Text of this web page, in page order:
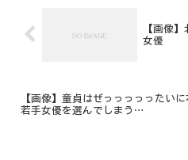
【画像
女優
【画像】童貞はぜっっっっったいに
若手女優を選んでしまう…